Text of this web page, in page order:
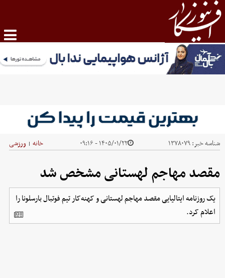
شناسه خبر:۱۳۷۸۰۷۹ ۱۴۰۵/۰۱/۲۲ - ۰۹:۱۶ خانه | ورزشی
مقصد مهاجم لهستانی مشخص شد
یک روزنامه ایتالیایی مقصد مهاجم لهستانی و کهنه‌کار تیم فوتبال بارسلونا را
اعلام کرد.